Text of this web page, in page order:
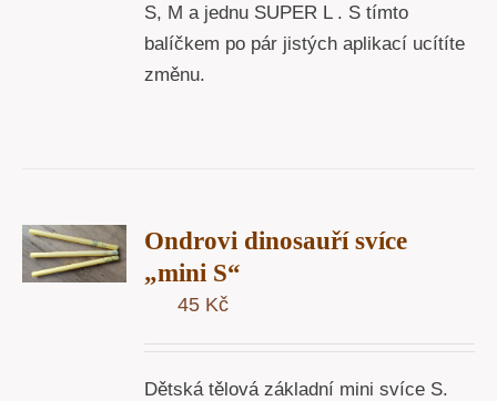
S, M a jednu SUPER L . S tímto
balíčkem po pár jistých aplikací ucítíte
změnu.
Ondrovi dinosauří svíce
„mini S“
45 Kč
Dětská tělová základní mini svíce S.